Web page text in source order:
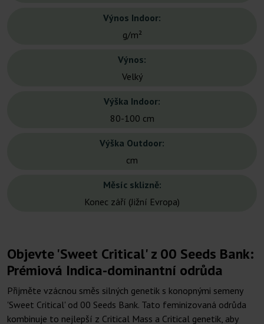
Výnos Indoor:
g/m²
Výnos:
Velký
Výška Indoor:
80-100 cm
Výška Outdoor:
cm
Měsíc sklizně:
Konec září (Jižní Evropa)
Objevte 'Sweet Critical' z 00 Seeds Bank:
Prémiová Indica-dominantní odrůda
Přijměte vzácnou směs silných genetik s konopnými semeny
'Sweet Critical' od 00 Seeds Bank. Tato feminizovaná odrůda
kombinuje to nejlepší z Critical Mass a Critical genetik, aby